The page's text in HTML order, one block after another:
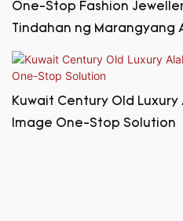
One-Stop Fashion
Tindahan ng Marangyang
Kuwait Century Old
Image One-Stop Solution